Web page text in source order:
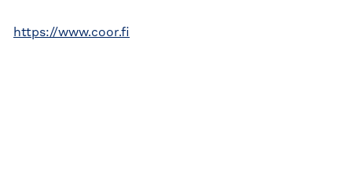
https://www.coor.fi